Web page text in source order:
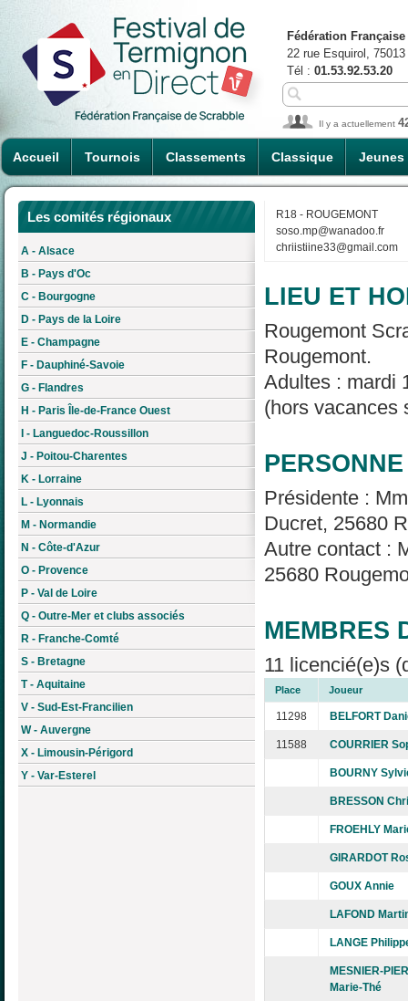
Accueil Tournois Classements Classique Jeunes
Fédération
22 rue Esquirol,
Tél : 01.53.92.53.20
Il y a actuellement
Les comités régionaux
A - Alsace
B - Pays d'Oc
C - Bourgogne
D - Pays de la Loire
E - Champagne
F - Dauphiné-Savoie
G - Flandres
H - Paris Île-de-France Ouest
I - Languedoc-Roussillon
J - Poitou-Charentes
K - Lorraine
L - Lyonnais
M - Normandie
N - Côte-d'Azur
O - Provence
P - Val de Loire
Q - Outre-Mer et clubs associés
R - Franche-Comté
S - Bretagne
T - Aquitaine
V - Sud-Est-Francilien
W - Auvergne
X - Limousin-Périgord
Y - Var-Esterel
R18 - ROUGEMONT
soso.mp@wanadoo.fr
chriistiine33@gmail.com
LIEU ET
Rougemont
Rougemont.
Adultes : mardi
(hors vacances
Présidente :
Ducret, 25680
Autre contact :
25680
MEMBRES
11 licencié(e)s
Place Joueur
11298 BELFORT
11588 COURRIER
BOURNY
BRESSON
FROEHLY
GIRARDOT
GOUX Annie
LAFOND
LANGE
MESNIER-
Marie-Thé